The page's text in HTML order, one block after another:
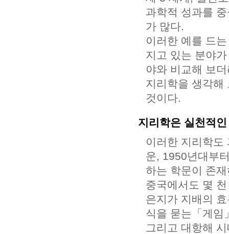
과학적 성과를
가 많다.
이러한 예를 드
지고 있는 분야
야와 비교해 보
지리학을 생각해
것이다.
지리학은 실천적
이러한 지리학도
운, 1950년대부
하는 학문이 존
중국에서도 몇
은지가 지배의
식을 묻는「게임
그리고 대항해